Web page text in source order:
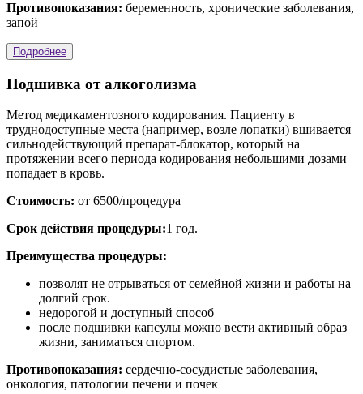
Противопоказания: беременность, хронические заболевания,
запой
Подробнее
Подшивка от алкоголизма
Метод медикаментозного кодирования. Пациенту в
труднодоступные места (например, возле лопатки) вшивается
сильнодействующий препарат-блокатор, который на
протяжении всего периода кодирования небольшими дозами
попадает в кровь.
Стоимость: от 6500/процедура
Срок действия процедуры:1 год.
Преимущества процедуры:
позволят не отрываться от семейной жизни и работы на
долгий срок.
недорогой и доступный способ
после подшивки капсулы можно вести активный образ
жизни, заниматься спортом.
Противопоказания: сердечно-сосудистые заболевания,
онкология, патологии печени и почек